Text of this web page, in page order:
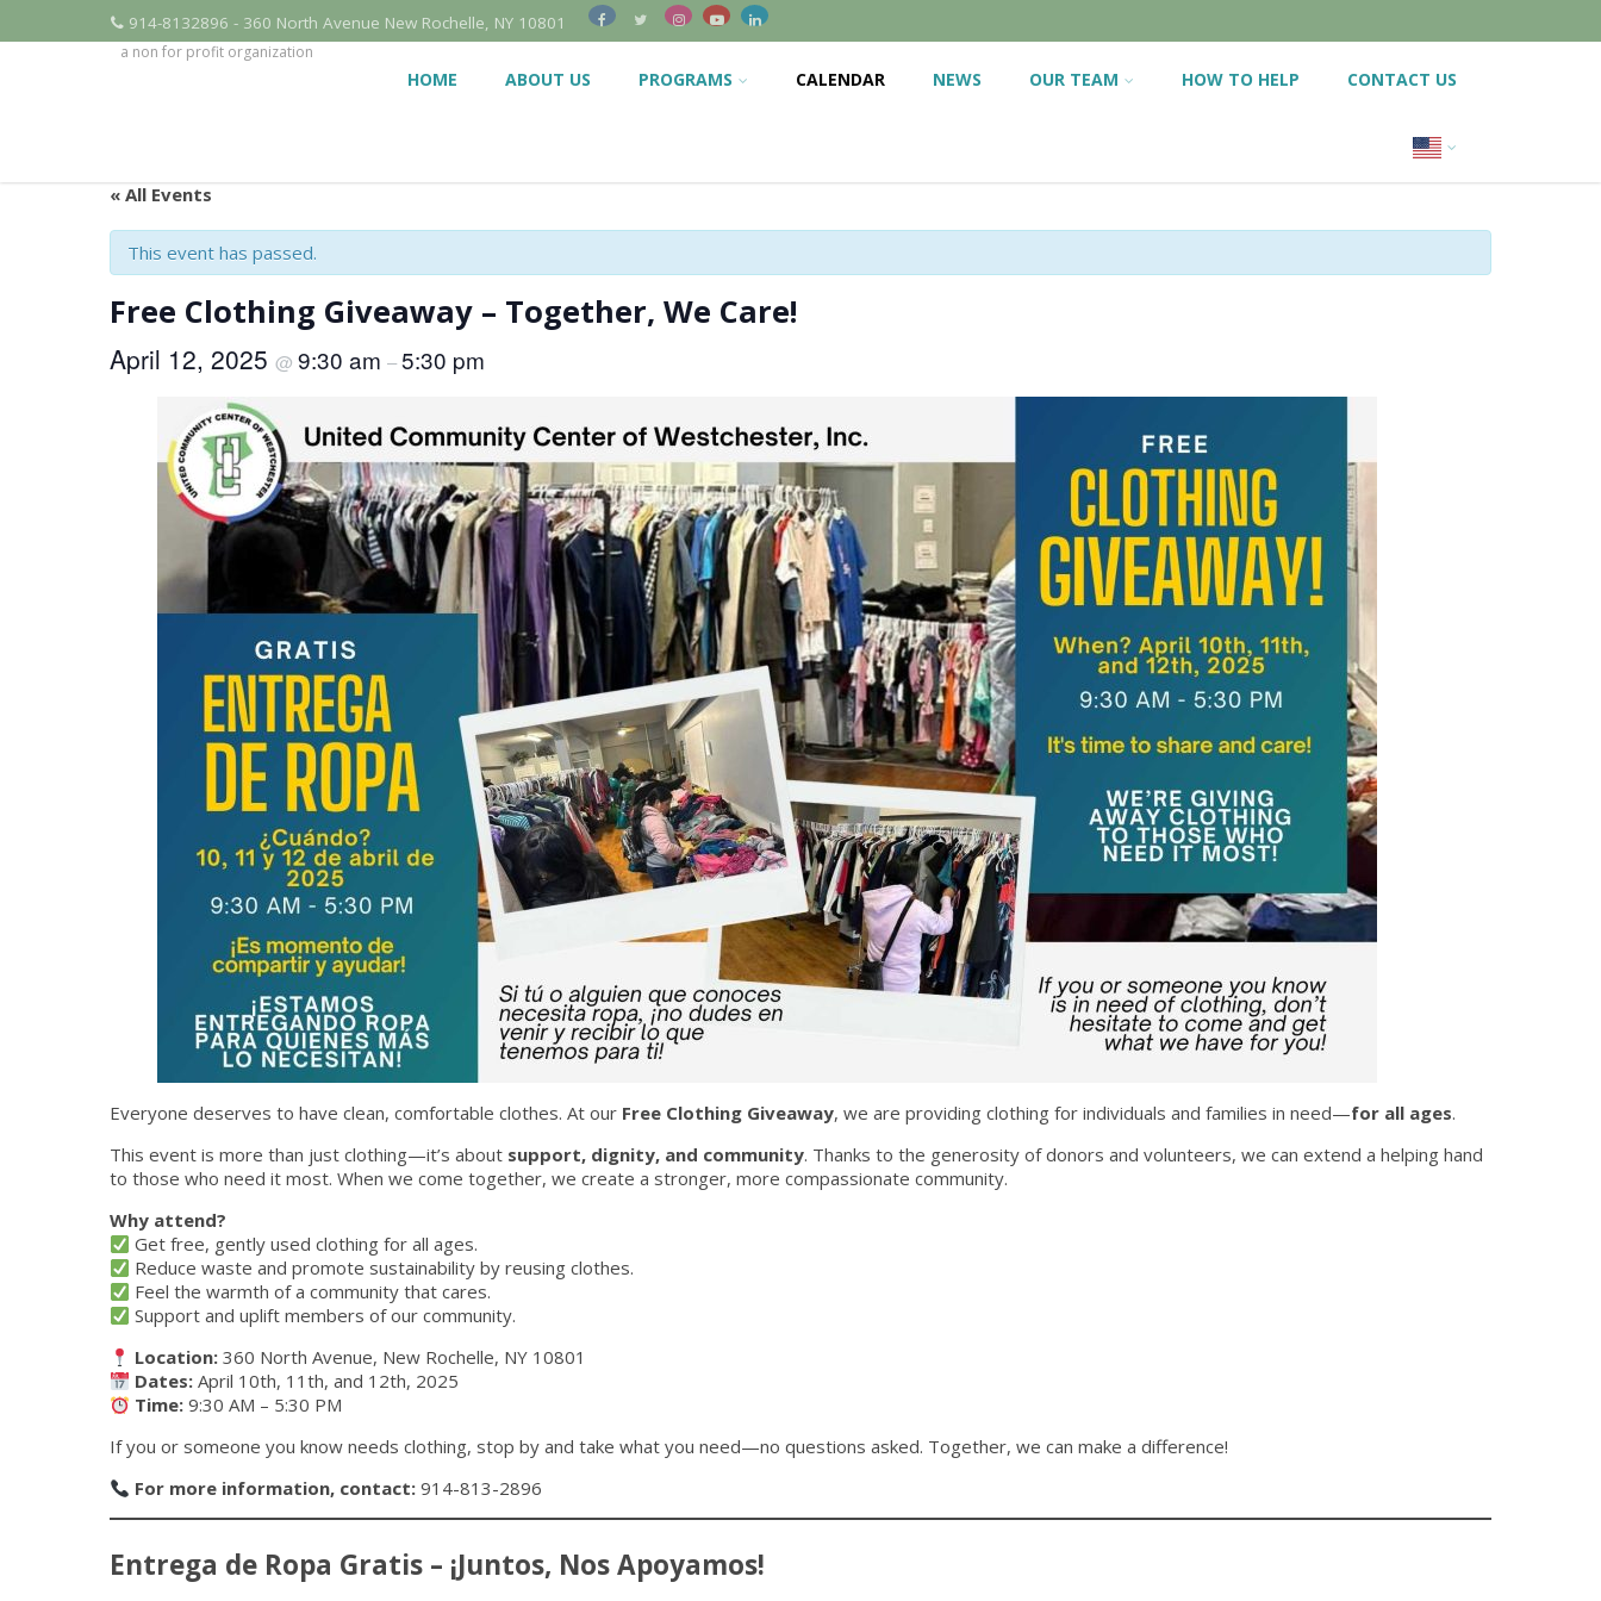
914-8132896 - 360 North Avenue New Rochelle, NY 10801
a non for profit organization
HOME ABOUT US PROGRAMS CALENDAR NEWS OUR TEAM HOW TO HELP CONTACT US
« All Events
This event has passed.
Free Clothing Giveaway – Together, We Care!
April 12, 2025 @ 9:30 am –5:30 pm
Everyone deserves to have clean, comfortable clothes. At our Free Clothing Giveaway, we are providing clothing for individuals and families in need—for all ages.
This event is more than just clothing—it’s about support, dignity, and community. Thanks to the generosity of donors and volunteers, we can extend a helping hand
to those who need it most. When we come together, we create a stronger, more compassionate community.
Why attend?
Get free, gently used clothing for all ages.
Reduce waste and promote sustainability by reusing clothes.
Feel the warmth of a community that cares.
Support and uplift members of our community.
Location: 360 North Avenue, New Rochelle, NY 10801
Dates: April 10th, 11th, and 12th, 2025
Time: 9:30 AM – 5:30 PM
If you or someone you know needs clothing, stop by and take what you need—no questions asked. Together, we can make a difference!
For more information, contact: 914-813-2896
Entrega de Ropa Gratis – ¡Juntos, Nos Apoyamos!